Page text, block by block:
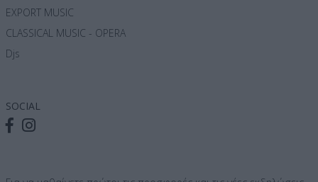
EXPORT MUSIC
CLASSICAL MUSIC - OPERA
Djs
SOCIAL